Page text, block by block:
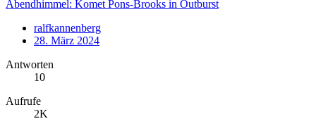
Abendhimmel: Komet Pons-Brooks in Outburst
ralfkannenberg
28. März 2024
Antworten
10
Aufrufe
2K